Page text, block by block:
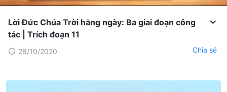
Lời Đức Chúa Trời hằng ngày: Ba giai đoạn công
tác | Trích đoạn 11
28/10/2020 Chia sẻ